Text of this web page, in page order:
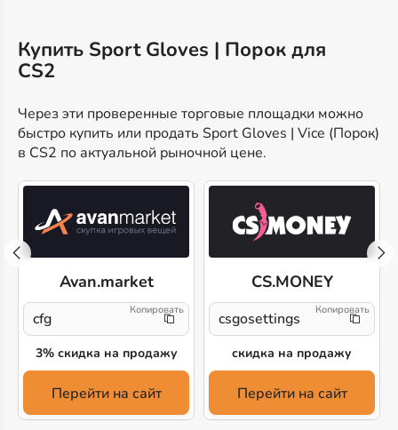
Купить Sport Gloves | Порок для
CS2
Через эти проверенные торговые площадки можно
быстро купить или продать Sport Gloves | Vice (Порок)
в CS2 по актуальной рыночной цене.
Avan.market
cfg
3% скидка на продажу
Перейти на сайт
CS.MONEY
csgosettings
скидка на продажу
Перейти на сайт